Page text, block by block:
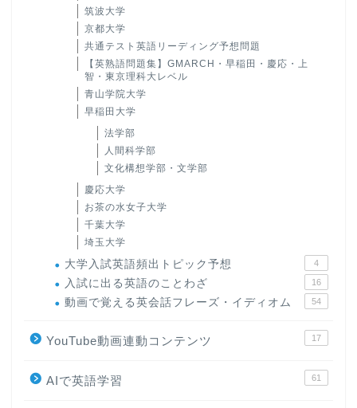
筑波大学
京都大学
共通テスト英語リーディング予想問題
【英熟語問題集】GMARCH・早稲田・慶応・上
智・東京理科大レベル
青山学院大学
早稲田大学
法学部
人間科学部
文化構想学部・文学部
慶応大学
お茶の水女子大学
千葉大学
埼玉大学
大学入試英語頻出トピック予想 4
入試に出る英語のことわざ 16
動画で覚える英会話フレーズ・イディオム 54
YouTube動画連動コンテンツ 17
AIで英語学習 61